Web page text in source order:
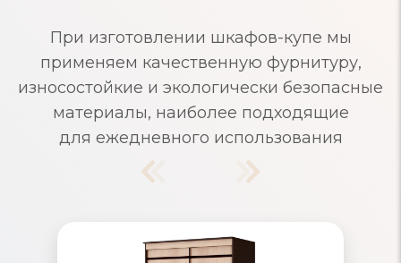
При изготовлении шкафов-купе мы
применяем качественную фурнитуру,
износостойкие и экологически безопасные
материалы, наиболее подходящие
для ежедневного использования
Шкафы-купе узкие